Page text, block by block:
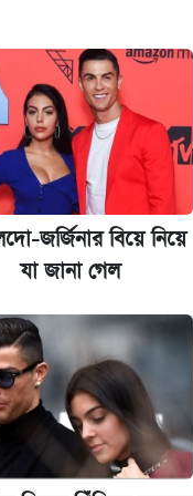
জর্জিনার বিয়ে নিয়ে
যা জানা গেল